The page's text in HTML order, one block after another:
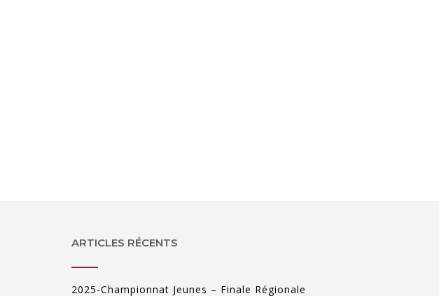
ARTICLES RÉCENTS
2025-Championnat Jeunes – Finale Régionale